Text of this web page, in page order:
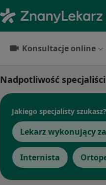
Konsultacje online
Nadpotliwość
Jakiego specjalisty szukasz?
Lekarz wykonujący
Internista